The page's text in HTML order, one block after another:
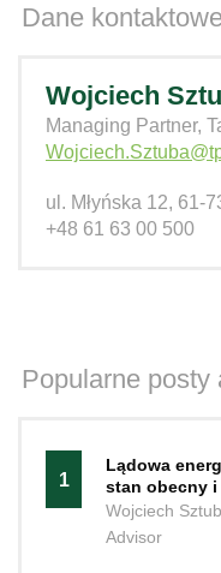
Dane kontaktowe
Wojciech
Managing Partner,
ul. Młyńska 12, 61-
+48 61 63 00 500
Popularne posty
1
Lądowa
stan obecny
Wojciech
Advisor